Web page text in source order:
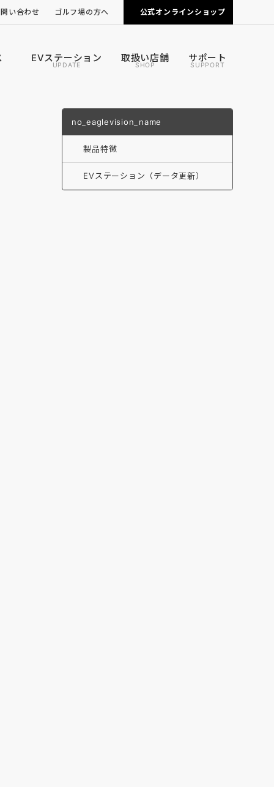
い合わせ ゴルフ場の方へ
カートナビの導入について
公式オンラインショップ
EVステーション
UPDATE
取扱い店舗
SHOP
サポート
SUPPORT
no_eaglevision_name
製品特徴
EVステーション（データ更新）